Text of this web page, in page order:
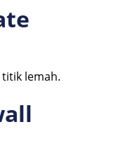
lemah.